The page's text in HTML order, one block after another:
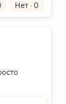
Нет · 0